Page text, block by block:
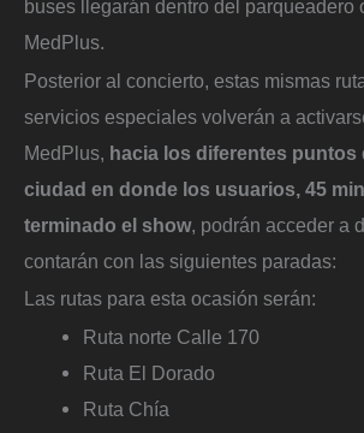
buses llegarán dentro del parqueadero
MedPlus.
Posterior al concierto, estas mismas
servicios especiales volverán a
MedPlus, hacia los diferentes puntos
ciudad en donde los usuarios, 45
terminado el show, podrán acceder a
contarán con las siguientes paradas:
Las rutas para esta ocasión serán:
Ruta norte Calle 170
Ruta El Dorado
Ruta Chía